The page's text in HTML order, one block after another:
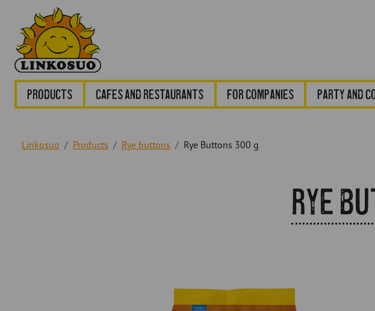
Products Cafes and restaurants For companies Party and
Linkosuo Products Rye buttons Rye Buttons 300 g
Rye